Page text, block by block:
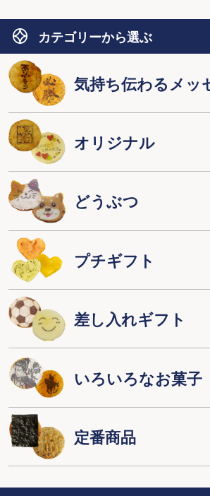
カテゴリーから選ぶ
気持ち伝わるメッ
オリジナル
どうぶつ
プチギフト
差し入れギフト
いろいろなお菓子
定番商品